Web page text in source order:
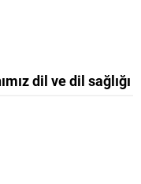
dil ve dil sağlığı